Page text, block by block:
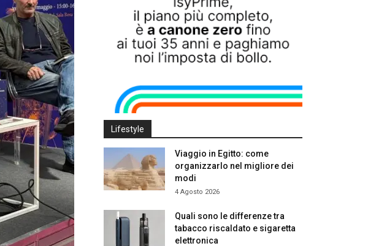
Lifestyle
Viaggio in Egitto: come
organizzarlo nel migliore dei
modi
4 Agosto 2026
Quali sono le differenze tra
tabacco riscaldato e sigaretta
elettronica